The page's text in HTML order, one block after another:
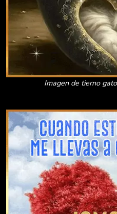
Imagen de tierno